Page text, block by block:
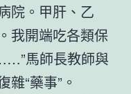
院。甲肝、乙
我開端吃各類保
馬師長教師與
“藥事”。